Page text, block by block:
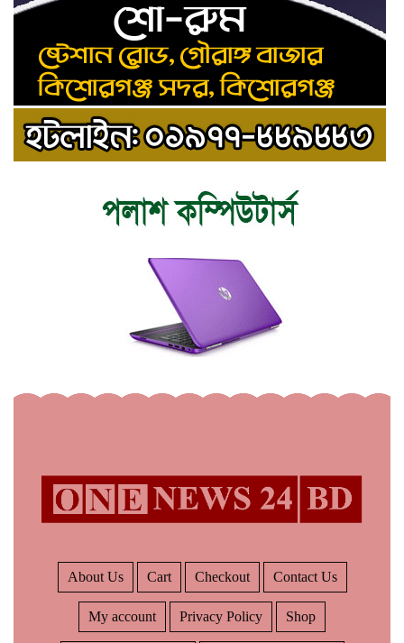
About Us Cart Checkout Contact Us
My account Privacy Policy Shop